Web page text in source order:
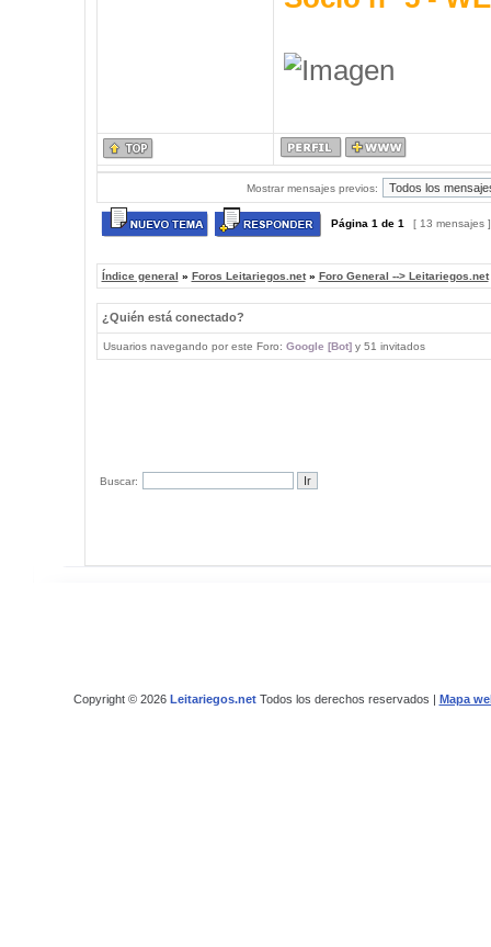
Mostrar mensajes previos:
Página 1 de 1 [ 13 mensajes
Índice general » Foros Leitariegos.net» Foro General --> Leitariegos.net
¿Quién está conectado?
Usuarios navegando por este Foro: Google [Bot]y 51 invitados
Buscar:
Copyright © 2026 Leitariegos.netTodos los derechos reservados | Mapa